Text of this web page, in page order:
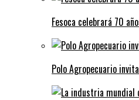
Fesoca celebrará 70
Polo Agropecuario